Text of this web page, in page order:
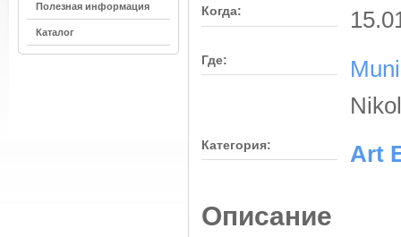
Полезная информация
Каталог
Когда:
Где:
Категория: Αrt
Описание